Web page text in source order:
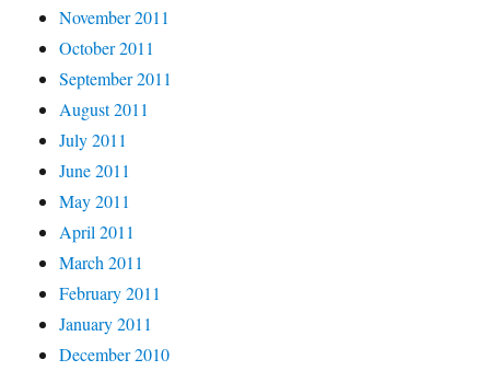
November 2011
October 2011
September 2011
August 2011
July 2011
June 2011
May 2011
April 2011
March 2011
February 2011
January 2011
December 2010